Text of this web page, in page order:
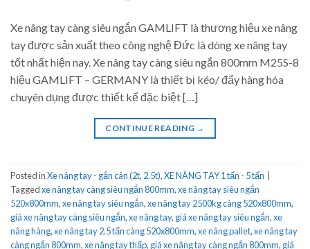
Xe nâng tay càng siêu ngắn GAMLIFT là thương hiệu xe nâng
tay được sản xuất theo công nghệ Đức là dòng xe nâng tay
tốt nhất hiện nay. Xe nâng tay càng siêu ngắn 800mm M25S-8
hiệu GAMLIFT – GERMANY là thiết bị kéo/ đẩy hàng hóa
chuyên dụng được thiết kế đặc biệt […]
CONTINUE READING →
Posted inXe nâng tay - gắn cân (2t, 2.5t),XE NÂNG TAY 1 tấn - 5 tấn
Taggedxe nâng tay càng siêu ngắn 800mm,xe nâng tay siêu ngắn
520x800mm,xe nâng tay siêu ngắn,xe nâng tay 2500kg càng 520x800mm,
giá xe nâng tay càng siêu ngắn,xe nâng tay, giá xe nâng tay siêu ngắn,xe
nâng hàng,xe nâng tay 2.5 tấn càng 520x800mm,xe nâng pallet,xe nâng tay
càng ngắn 800mm,xe nâng tay thấp, giá xe nâng tay càng ngắn 800mm, giá